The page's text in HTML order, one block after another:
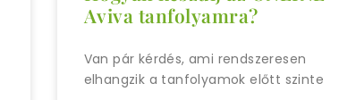
Aviva tanfolyamra?
Van pár kérdés, ami rendszeresen
elhangzik a tanfolyamok előtt szinte